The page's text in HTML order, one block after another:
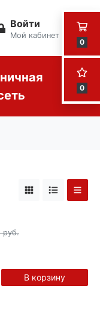
0
0
Войти
Мой кабинет
руб.
В корзину